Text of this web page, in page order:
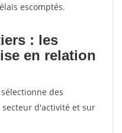
escomptés.
: les
en relation
sélectionne des
secteur d'activité et sur